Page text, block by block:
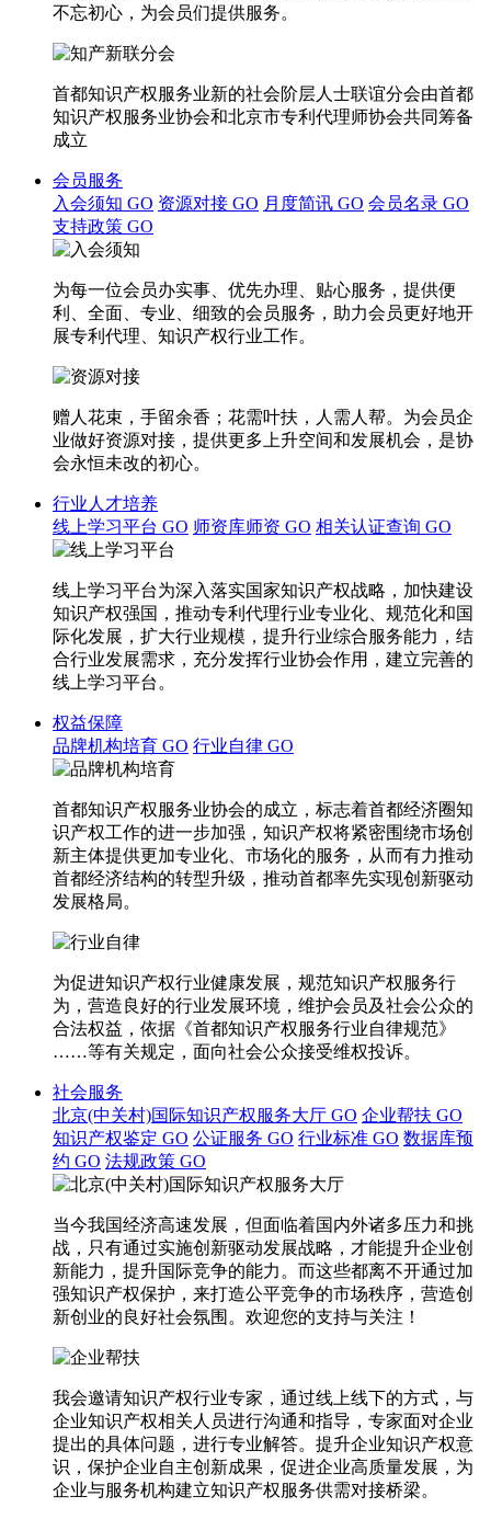
不忘初心，为会员们提供服务。
首都知识产权服务业新的社会阶层人士联谊分会由首都
知识产权服务业协会和北京市专利代理师协会共同筹备
成立
会员服务
入会须知 GO 资源对接 GO 月度简讯 GO 会员名录 GO
支持政策 GO
为每一位会员办实事、优先办理、贴心服务，提供便
利、全面、专业、细致的会员服务，助力会员更好地开
展专利代理、知识产权行业工作。
赠人花束，手留余香；花需叶扶，人需人帮。为会员企
业做好资源对接，提供更多上升空间和发展机会，是协
会永恒未改的初心。
行业人才培养
线上学习平台 GO 师资库师资 GO 相关认证查询 GO
线上学习平台为深入落实国家知识产权战略，加快建设
知识产权强国，推动专利代理行业专业化、规范化和国
际化发展，扩大行业规模，提升行业综合服务能力，结
合行业发展需求，充分发挥行业协会作用，建立完善的
线上学习平台。
权益保障
品牌机构培育 GO 行业自律 GO
首都知识产权服务业协会的成立，标志着首都经济圈知
识产权工作的进一步加强，知识产权将紧密围绕市场创
新主体提供更加专业化、市场化的服务，从而有力推动
首都经济结构的转型升级，推动首都率先实现创新驱动
发展格局。
为促进知识产权行业健康发展，规范知识产权服务行
为，营造良好的行业发展环境，维护会员及社会公众的
合法权益，依据《首都知识产权服务行业自律规范》
……等有关规定，面向社会公众接受维权投诉。
社会服务
北京(中关村)国际知识产权服务大厅 GO 企业帮扶 GO
知识产权鉴定 GO 公证服务 GO 行业标准 GO 数据库预
约 GO 法规政策 GO
当今我国经济高速发展，但面临着国内外诸多压力和挑
战，只有通过实施创新驱动发展战略，才能提升企业创
新能力，提升国际竞争的能力。而这些都离不开通过加
强知识产权保护，来打造公平竞争的市场秩序，营造创
新创业的良好社会氛围。欢迎您的支持与关注！
我会邀请知识产权行业专家，通过线上线下的方式，与
企业知识产权相关人员进行沟通和指导，专家面对企业
提出的具体问题，进行专业解答。提升企业知识产权意
识，保护企业自主创新成果，促进企业高质量发展，为
企业与服务机构建立知识产权服务供需对接桥梁。